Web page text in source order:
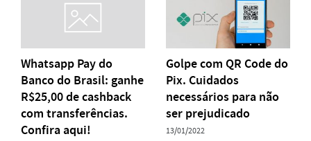
Whatsapp Pay do
Banco do Brasil: ganhe
R$25,00 de cashback
com transferências.
Confira aqui!
Golpe com QR Code do
Pix. Cuidados
necessários para não
ser prejudicado
13/01/2022